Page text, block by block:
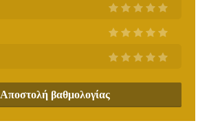
Αποστολή βαθμολογίας